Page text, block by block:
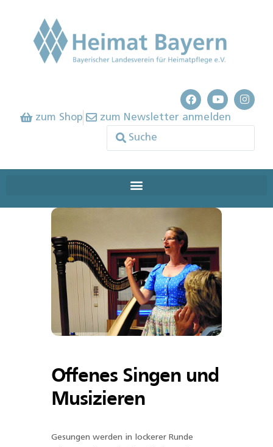
zum Shop zum Newsletter anmelden
Offenes Singen und
Musizieren
Gesungen werden in lockerer Runde